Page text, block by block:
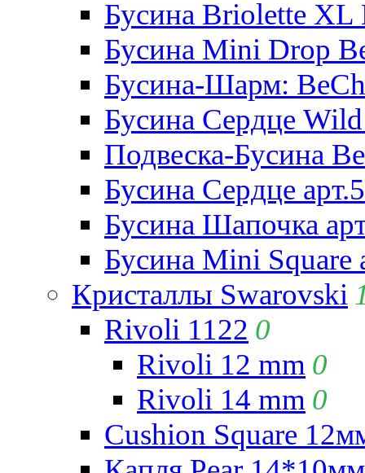
Бусина Briolette XL
Бусина Mini Drop
Бусина-Шарм:
Бусина Сердце
Подвеска-Бусина
Бусина Сердце
Бусина Шапочка
Бусина Mini Square
Кристаллы Swarovski
Rivoli 1122 0
Rivoli 12 mm 0
Rivoli 14 mm 0
Cushion Square